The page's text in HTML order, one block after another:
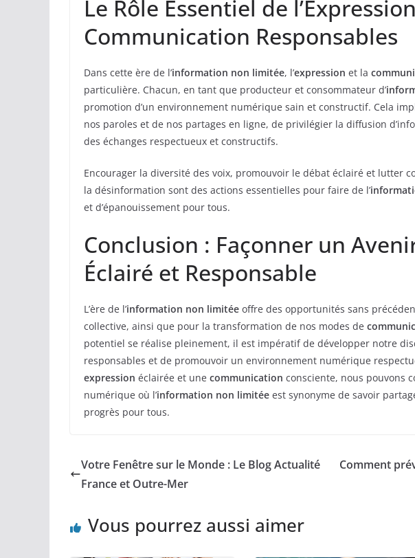
Le Rôle Essentiel de
Communication Responsables
Dans cette ère de l’information non limitée, l’expression et la
particulière. Chacun, en tant que producteur et consommateur d’
promotion d’un environnement numérique sain et constructif. Cela
nos paroles et de nos partages en ligne, de privilégier la diffusion
des échanges respectueux et constructifs.
Encourager la diversité des voix, promouvoir le débat éclairé et lutter
la désinformation sont des actions essentielles pour faire de l’
et d’épanouissement pour tous.
Conclusion : Façonner un
Éclairé et Responsable
L’ère de l’information non limitée offre des opportunités sans
collective, ainsi que pour la transformation de nos modes de
potentiel se réalise pleinement, il est impératif de développer notre
responsables et de promouvoir un environnement numérique
expression éclairée et une communication consciente, nous pouvons
numérique où l’information non limitée est synonyme de savoir
progrès pour tous.
Votre Fenêtre sur le Monde : Le Blog Actualité
France et Outre-Mer
Comment
Vous pourrez aussi aimer